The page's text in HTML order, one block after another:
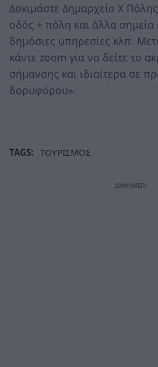
Δοκιμάστε Δημαρχείο Χ
οδός + πόλη και άλλα σημεία
δημόσιες υπηρεσίες κλπ.
κάντε zoom για να δείτε το
σήμανσης και ιδιαίτερα σε
δορυφόρου».
TAGS: ΤΟΥΡΙΣΜΟΣ